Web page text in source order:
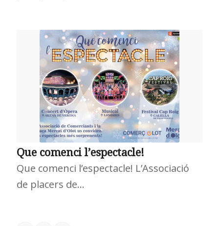
Que comenci l’espectacle!
Que comenci l’espectacle! L’Associació
de placers de…